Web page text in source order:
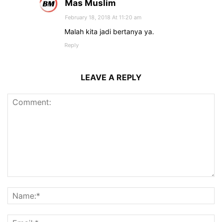
Mas Muslim
February 18, 2018 At 11:20 am
Malah kita jadi bertanya ya.
Reply
LEAVE A REPLY